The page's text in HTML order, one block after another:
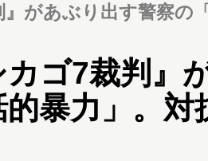
』があぶり出す警察の
カゴ7裁判』
暴力」。